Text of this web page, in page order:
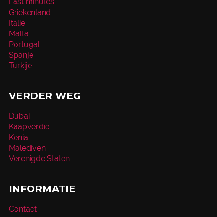
Griekenland
Italie
Malta
Portugal
Spanje
Turkije
VERDER WEG
Dubai
Kaapverdië
Kenia
Malediven
Verenigde Staten
INFORMATIE
Contact